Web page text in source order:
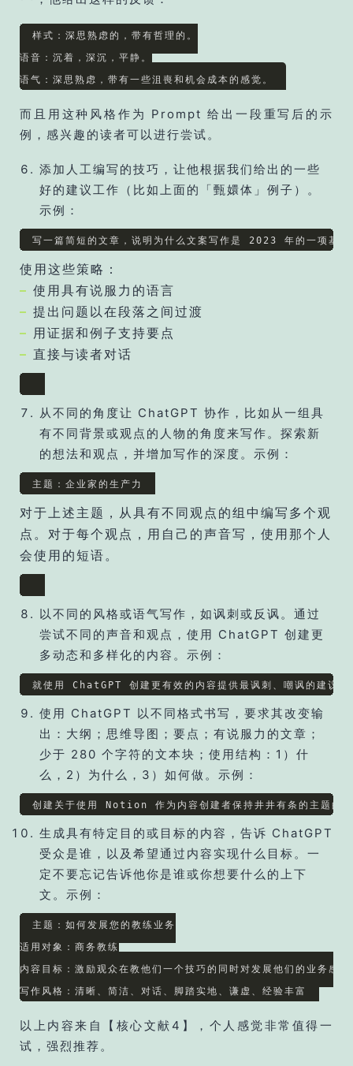
样式：深思熟虑的，带有哲理的。
语音：沉着，深沉，平静。
而且用这种风格作为 Prompt 给出一段重写后的示
例，感兴趣的读者可以进行尝试。
添加人工编写的技巧，让他根据我们给出的一些
好的建议工作（比如上面的「甄嬛体」例子）。
示例：
写一篇简短的文章，说明为什么文案写作是 2023 年的一项基本
使用这些策略：
– 使用具有说服力的语言
– 提出问题以在段落之间过渡
– 用证据和例子支持要点
– 直接与读者对话
从不同的角度让 ChatGPT 协作，比如从一组具
有不同背景或观点的人物的角度来写作。探索新
的想法和观点，并增加写作的深度。示例：
主题：企业家的生产力
对于上述主题，从具有不同观点的组中编写多个观
点。对于每个观点，用自己的声音写，使用那个人
会使用的短语。
以不同的风格或语气写作，如讽刺或反讽。通过
尝试不同的声音和观点，使用 ChatGPT 创建更
多动态和多样化的内容。示例：
使用 ChatGPT 以不同格式书写，要求其改变输
出：大纲；思维导图；要点；有说服力的文章；
少于 280 个字符的文本块；使用结构：1）什
么，2）为什么，3）如何做。示例：
生成具有特定目的或目标的内容，告诉 ChatGPT
受众是谁，以及希望通过内容实现什么目标。一
定不要忘记告诉他你是谁或你想要什么的上下
文。示例：
主题：如何发展您的教练业务
适用对象：商务教练
内容目标：激励观众在教他们一个技巧的同时对发展他们的业务感到
以上内容来自【核心文献4】，个人感觉非常值得一
试，强烈推荐。